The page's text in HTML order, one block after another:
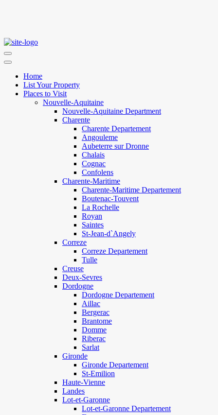
Home
List Your Property
Places to Visit
Nouvelle-Aquitaine
Nouvelle-Aquitaine Department
Charente
Charente Departement
Angouleme
Aubeterre sur Dronne
Chalais
Cognac
Confolens
Charente-Maritime
Charente-Maritime Departement
Boutenac-Touvent
La Rochelle
Royan
Saintes
St-Jean-d`Angely
Correze
Correze Departement
Tulle
Creuse
Deux-Sevres
Dordogne
Dordogne Departement
Aillac
Bergerac
Brantome
Domme
Riberac
Sarlat
Gironde
Gironde Departement
St-Emilion
Haute-Vienne
Landes
Lot-et-Garonne
Lot-et-Garonne Departement